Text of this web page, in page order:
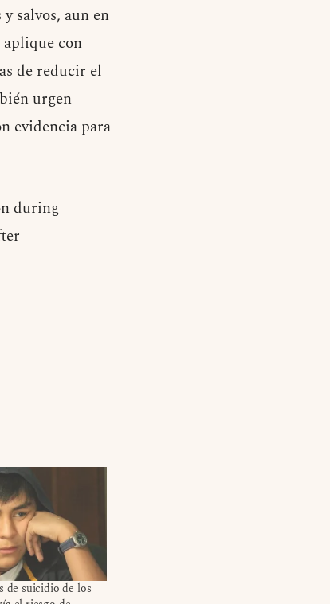
salvos, aun en
aplique con
de reducir el
urgen
evidencia para
during
de suicidio de los